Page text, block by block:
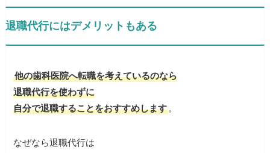
退職代行にはデメリットもある
他の歯科医院へ転職を考えているのなら
退職代行を使わずに
自分で退職することをおすすめします。
なぜなら退職代行は